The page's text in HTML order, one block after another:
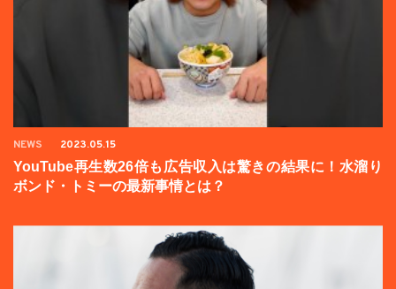
NEWS 2023.05.15
YouTube再生数26倍も広告収入は驚きの結果に！水溜り
ボンド・トミーの最新事情とは？